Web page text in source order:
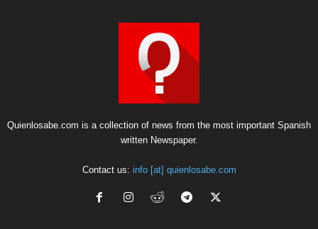
Quienlosabe.com is a collection of news from the most important Spanish
written Newspaper.
Contact us: info [at] quienlosabe.com